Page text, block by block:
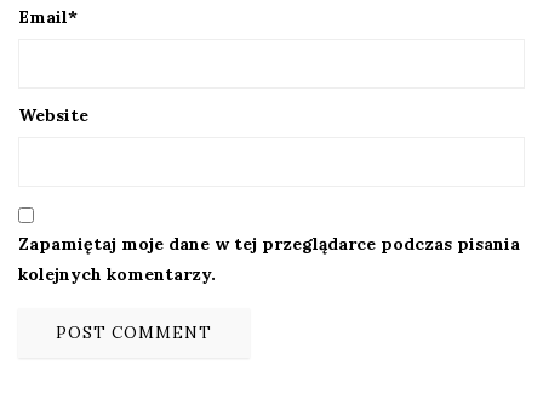
Email*
Website
Zapamiętaj moje dane w tej przeglądarce podczas pisania
kolejnych komentarzy.